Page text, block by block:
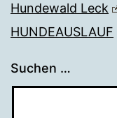
Hundewald Leck
HUNDEAUSLAUF
Suchen …